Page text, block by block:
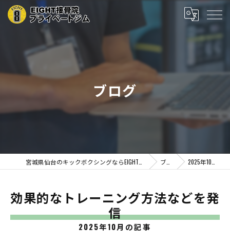
ブログ
ブログ 2025年10月の記事
効果的なトレーニング方法などを発
信
2025年10月の記事